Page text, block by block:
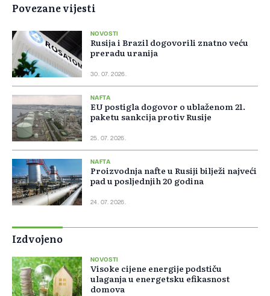
Povezane vijesti
NOVOSTI
Rusija i Brazil dogovorili znatno veću
preradu uranija
30. 07. 2026.
NAFTA
EU postigla dogovor o ublaženom 21.
paketu sankcija protiv Rusije
25. 07. 2026.
NAFTA
Proizvodnja nafte u Rusiji bilježi najveći
pad u posljednjih 20 godina
24. 07. 2026.
Izdvojeno
NOVOSTI
Visoke cijene energije podstiču
ulaganja u energetsku efikasnost
domova